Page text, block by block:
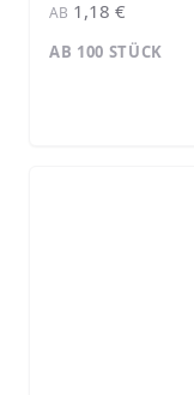
AB 1,18 €
AB 100 STÜCK